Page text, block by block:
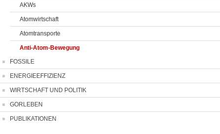
AKWs
Atomwirtschaft
Atomtransporte
Anti-Atom-Bewegung
FOSSILE
ENERGIEEFFIZIENZ
WIRTSCHAFT UND POLITIK
GORLEBEN
PUBLIKATIONEN